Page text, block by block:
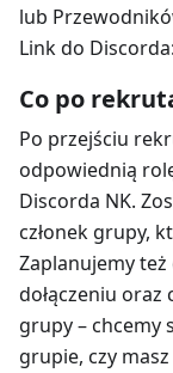
lub
Link do Discorda:
Co po
Po przejściu
odpowiednią
Discorda NK.
członek grupy,
Zaplanujemy
dołączeniu oraz
grupy – chcemy
grupie, czy